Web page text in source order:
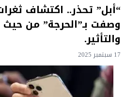
“أبل” تحذر.. اكتشاف
وصفت بـ”الحرجة” من
والتأثير.
17 سبتمبر 2025